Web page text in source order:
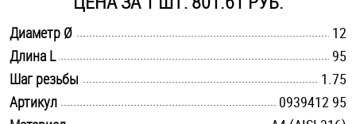
Стопорные кольца
Такелаж
Диаметр Ø
12
Длина L
95
Шаг резьбы
1.75
Артикул
0939412 95